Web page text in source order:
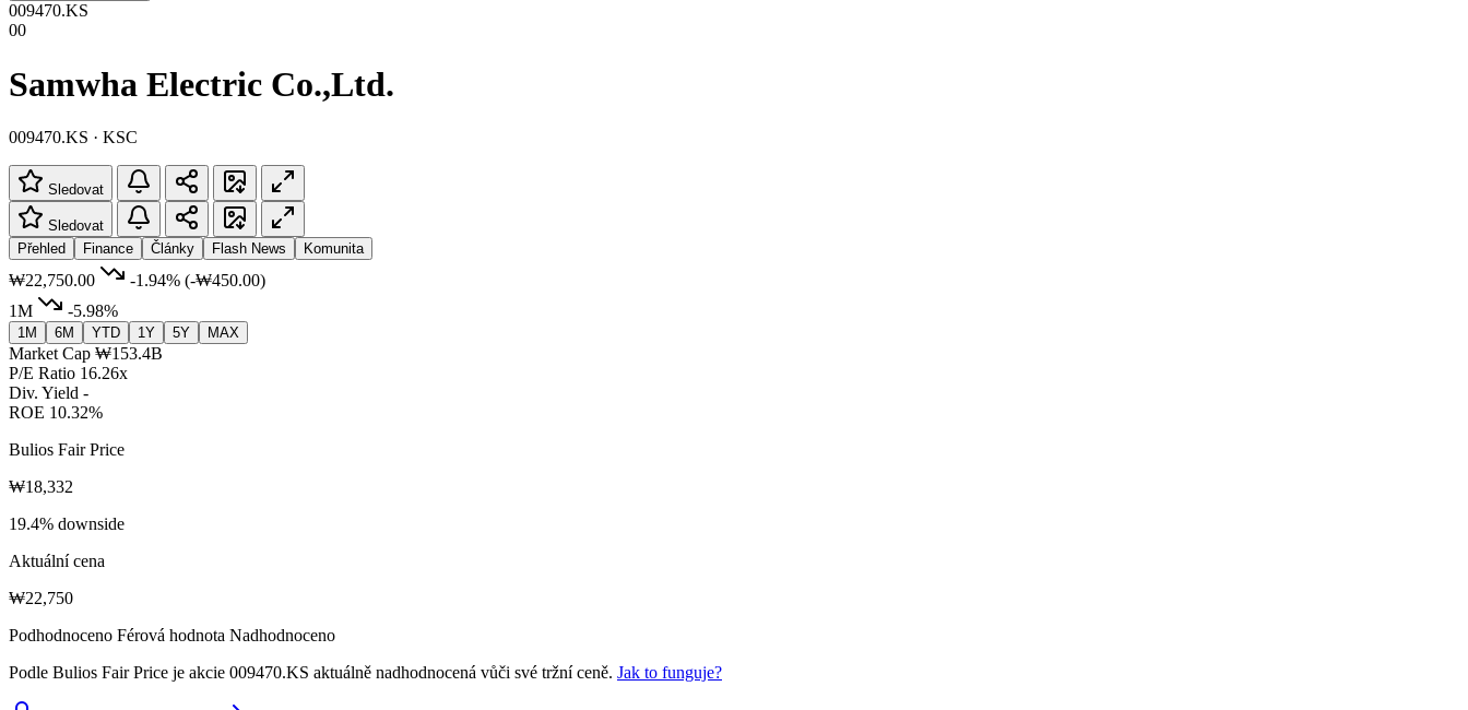
009470.KS
00
Samwha Electric Co.,Ltd.
009470.KS · KSC
Sledovat
Sledovat
Přehled
Finance Články Flash News Komunita
₩22,750.00 -1.94% (-₩450.00)
1M
-5.98%
1M 6M YTD 1Y 5Y MAX
Market Cap ₩153.4B
P/E Ratio 16.26x
Div. Yield -
ROE 10.32%
Bulios Fair Price
₩18,332
19.4% downside
Aktuální cena
₩22,750
Podhodnoceno Férová hodnota Nadhodnoceno
Podle Bulios Fair Price je akcie 009470.KS aktuálně nadhodnocená vůči své tržní ceně. Jak to funguje?